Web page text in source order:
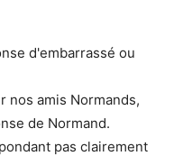
d'embarrassé ou
nos amis Normands,
de Normand.
pas clairement